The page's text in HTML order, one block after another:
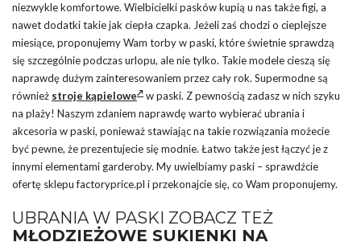
niezwykle komfortowe. Wielbicielki pasków kupią u nas także figi, a
nawet dodatki takie jak ciepła czapka. Jeżeli zaś chodzi o cieplejsze
miesiące, proponujemy Wam torby w paski, które świetnie sprawdzą
się szczególnie podczas urlopu, ale nie tylko. Takie modele cieszą się
naprawdę dużym zainteresowaniem przez cały rok. Supermodne są
również stroje kąpielowe
w paski. Z pewnością zadasz w nich szyku
na plaży! Naszym zdaniem naprawdę warto wybierać ubrania i
akcesoria w paski, ponieważ stawiając na takie rozwiązania możecie
być pewne, że prezentujecie się modnie. Łatwo także jest łączyć je z
innymi elementami garderoby. My uwielbiamy paski – sprawdźcie
ofertę sklepu factoryprice.pl i przekonajcie się, co Wam proponujemy.
UBRANIA W PASKI ZOBACZ TEŻ
MŁODZIEŻOWE SUKIENKI NA